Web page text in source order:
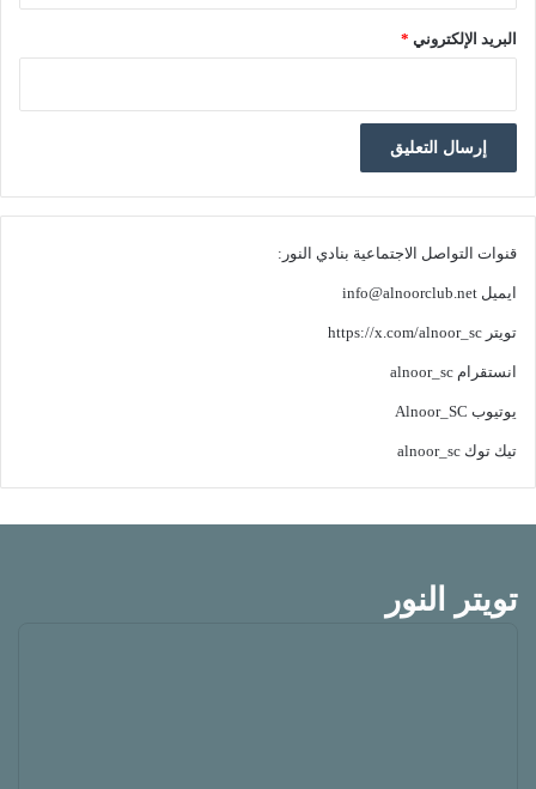
البريد الإلكتروني *
قنوات التواصل الاجتماعية بنادي النور:
ايميل info@alnoorclub.net
تويتر https://x.com/alnoor_sc
انستقرام alnoor_sc
يوتيوب Alnoor_SC
تيك توك alnoor_sc
تويتر النور